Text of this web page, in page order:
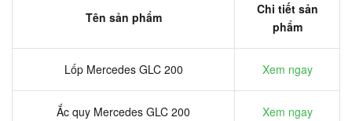
Tên sản phẩm
Chi tiết sản
phẩm
Lốp Mercedes GLC 200 Xem ngay
Ắc quy Mercedes GLC 200 Xem ngay